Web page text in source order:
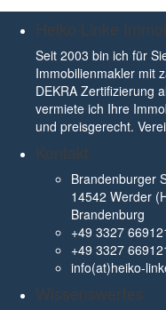
Heiko Linke
Seit 2003 bin ich für
Immobilienmakler mit
DEKRA Zertifizierung
vermiete ich Ihre
und preisgerecht.
Kontakt
Brandenburger
14542 Werder
Brandenburg
+49 3327
+49 3327
info(at)heiko-
Wissenswertes